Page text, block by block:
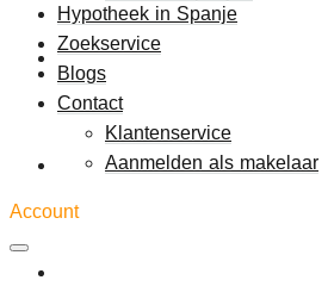
Aanbod
Hypotheek in Spanje
Hypotheek in Spanje
Zoekservice
Blogs
Contact
Klantenservice
Aanmelden als makelaar
Account